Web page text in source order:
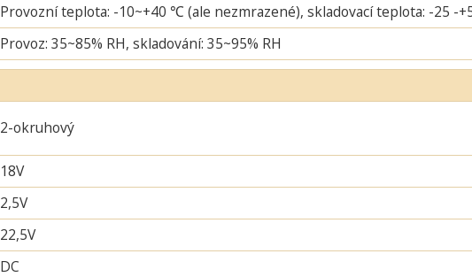
Provozní teplota: -10~+40 ℃ (ale nezmrazené), skladovací teplota: -25 -
Provoz: 35~85% RH, skladování: 35~95% RH
2-okruhový
18V
2,5V
22,5V
DC